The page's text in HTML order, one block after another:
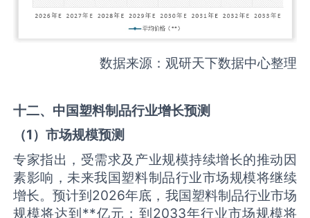
数据来源：观研天下数据中心整理
十二、中国塑料制品行业增长预测
（1）市场规模预测
专家指出，受需求及产业规模持续增长的推动因
素影响，未来我国塑料制品行业市场规模将继续
增长。预计到2026年底，我国塑料制品行业市场
规模将达到**亿元；到2033年行业市场规模将